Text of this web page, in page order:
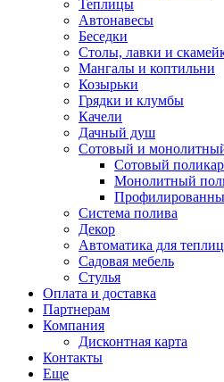
Теплицы
Автонавесы
Беседки
Столы, лавки и
Мангалы и коптильни
Козырьки
Грядки и клумбы
Качели
Дачный душ
Сотовый и
Сотовый
Монолитный
Система полива
Декор
Автоматика для теплиц
Садовая мебель
Стулья
Оплата и доставка
Партнерам
Компания
Дисконтная карта
Контакты
Еще